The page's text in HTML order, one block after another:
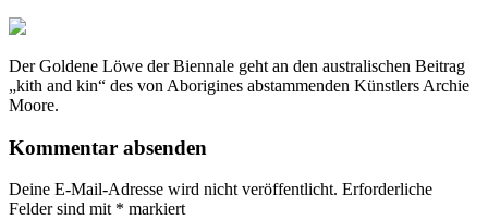
Der Goldene Löwe der Biennale geht an den australischen Beitrag
„kith and kin“ des von Aborigines abstammenden Künstlers Archie
Moore.
Kommentar absenden
Deine E-Mail-Adresse wird nicht veröffentlicht. Erforderliche
Felder sind mit * markiert